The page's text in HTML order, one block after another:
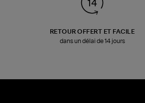
RETOUR OFFERT ET FACILE
dans un délai de 14 jours